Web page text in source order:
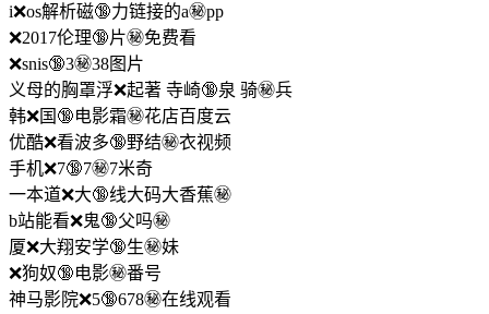
i❌os解析磁🔞力链接的a㊙️pp
❌2017伦理🔞片㊙️免费看
❌snis🔞3㊙️38图片
义母的胸罩浮❌起著 寺崎🔞泉 骑㊙️兵
韩❌国🔞电影霜㊙️花店百度云
优酷❌看波多🔞野结㊙️衣视频
手机❌7🔞7㊙️7米奇
一本道❌大🔞线大码大香蕉㊙️
b站能看❌鬼🔞父吗㊙️
厦❌大翔安学🔞生㊙️妹
❌狗奴🔞电影㊙️番号
神马影院❌5🔞678㊙️在线观看